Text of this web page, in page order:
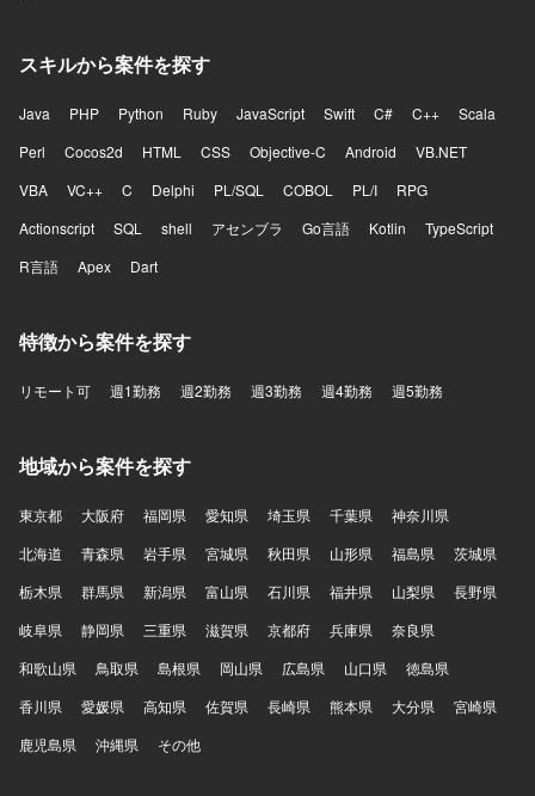
スキルから案件を探す
Java PHP Python Ruby JavaScript Swift C# C++
Scala
Perl
Cocos2d HTML CSS Objective-C Android
VB.NET
VBA
VC++ C Delphi PL/SQL COBOL PL/I
RPG
Actionscript
SQL shell アセンブラ Go言語 Kotlin
TypeScript
R言語
Apex Dart
特徴から案件を探す
リモート可 週1勤務 週2勤務 週3勤務 週4勤務 週5勤務
地域から案件を探す
東京都 大阪府 福岡県 愛知県 埼玉県 千葉県
神奈川県
北海道
青森県 岩手県 宮城県 秋田県 山形県 福島県
茨城県
栃木県
群馬県 新潟県 富山県 石川県 福井県 山梨県
長野県
岐阜県
静岡県 三重県 滋賀県 京都府 兵庫県
奈良県
和歌山県
鳥取県 島根県 岡山県 広島県 山口県
徳島県
香川県
愛媛県 高知県 佐賀県 長崎県 熊本県 大分県
宮崎県
鹿児島県
沖縄県 その他